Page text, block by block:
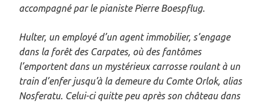
accompagné par le pianiste Pierre Boespflug.
Hulter, un employé d’un agent immobilier, s’engage
dans la forêt des Carpates, où des fantômes
l’emportent dans un mystérieux carrosse roulant à un
train d’enfer jusqu’à la demeure du Comte Orlok, alias
Nosferatu. Celui-ci quitte peu après son château dans